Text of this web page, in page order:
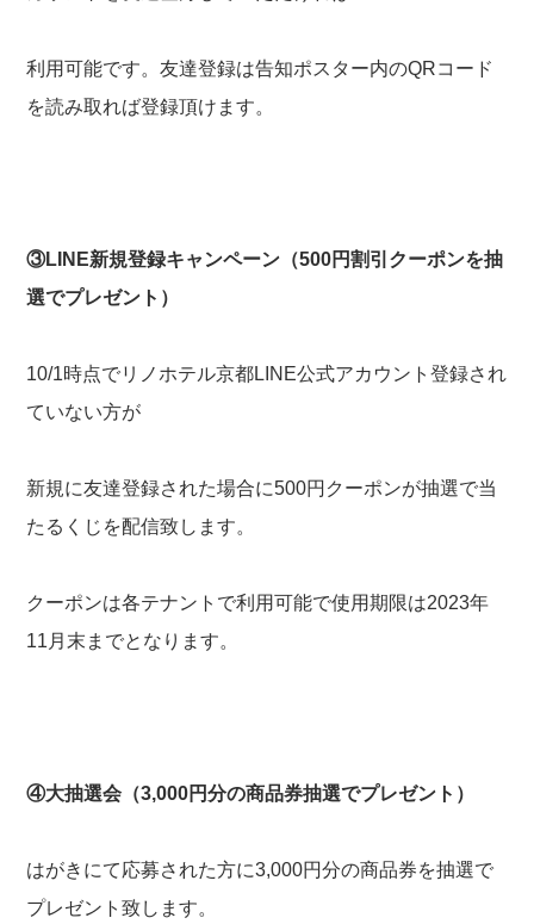
利用可能です。友達登録は告知ポスター内のQRコード
を読み取れば登録頂けます。
③LINE新規登録キャンペーン（500円割引クーポンを抽
選でプレゼント）
10/1時点でリノホテル京都LINE公式アカウント登録され
ていない方が
新規に友達登録された場合に500円クーポンが抽選で当
たるくじを配信致します。
クーポンは各テナントで利用可能で使用期限は2023年
11月末までとなります。
④大抽選会（3,000円分の商品券抽選でプレゼント）
はがきにて応募された方に3,000円分の商品券を抽選で
プレゼント致します。